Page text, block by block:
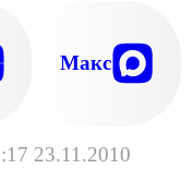
23.11.2010
Макс